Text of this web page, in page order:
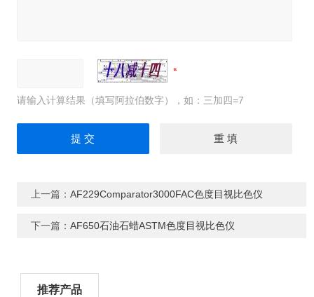
请输入计算结果（填写阿拉伯数字），如：三加四=7
上一篇： AF229Comparator3000FAC色度目视比色仪
下一篇： AF650石油石蜡ASTM色度目视比色仪
推荐产品